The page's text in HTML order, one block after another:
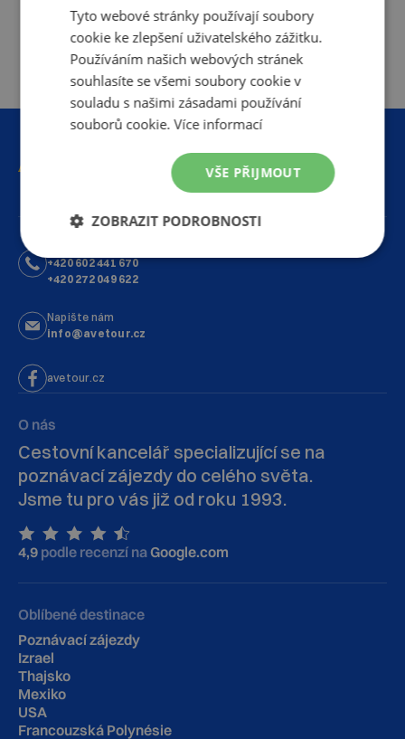
+420 602 441 670
+420 272 049 622
Napište nám
info@avetour.cz
avetour.cz
O nás
Cestovní kancelář specializující se na
poznávací zájezdy do celého světa.
Jsme tu pro vás již od roku 1993.
4,9 podle recenzí naGoogle.com
Oblíbené destinace
Poznávací zájezdy
Izrael
Thajsko
Mexiko
USA
Francouzská Polynésie
Tyto webové stránky používají soubory
cookie ke zlepšení uživatelského zážitku.
Používáním našich webových stránek
souhlasíte se všemi soubory cookie v
souladu s našimi zásadami používání
souborů cookie.Více informací
VŠE PŘIJMOUT
ZOBRAZIT PODROBNOSTI